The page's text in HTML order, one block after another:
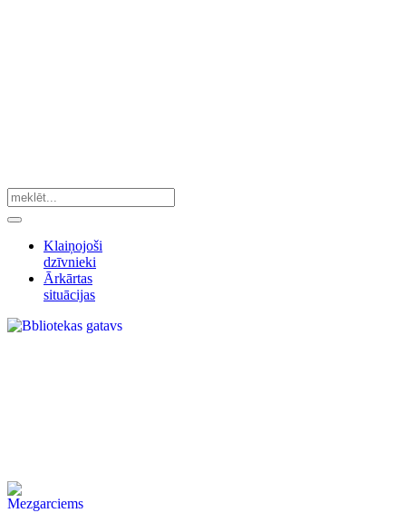
Klaiņojoši
dzīvnieki
Ārkārtas
situācijas